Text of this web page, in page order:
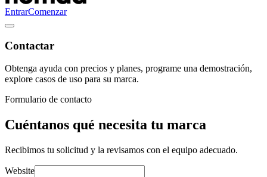
EntrarComenzar
Contactar
Obtenga ayuda con precios y planes, programe una demostración,
explore casos de uso para su marca.
Formulario de contacto
Cuéntanos qué necesita tu marca
Recibimos tu solicitud y la revisamos con el equipo adecuado.
Website